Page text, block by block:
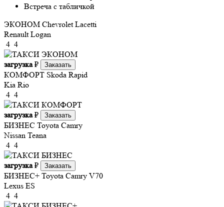
Встреча с табличкой
ЭКОНОМ Chevrolet Lacetti
Renault Logan
4 4
загрузка₽ Заказать
КОМФОРТ Skoda Rapid
Kia Rio
4 4
загрузка₽ Заказать
БИЗНЕС Toyota Camry
Nissan Teana
4 4
загрузка₽ Заказать
БИЗНЕС+ Toyota Camry V70
Lexus ES
4 4